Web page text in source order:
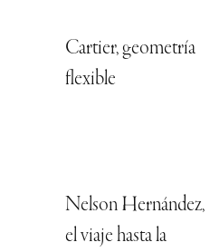
Cartier, geometría
flexible
Nelson Hernández,
el viaje hasta la